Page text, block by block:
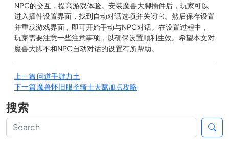
NPC的交互，提高游戏体验。安装魔兽大脚插件后，玩家可以
进入插件设置界面，找到自动对话选项并关闭它。然后保存设置
并重载游戏界面，即可开始手动与NPC对话。在设置过程中，
玩家需要注意一些注意事项，以确保设置顺利生效。希望本文对
魔兽大脚不和NPC自动对话的设置有所帮助。
上一篇问道手游力土
下一篇魔兽怀旧服圣骑士天赋加点攻略
搜索